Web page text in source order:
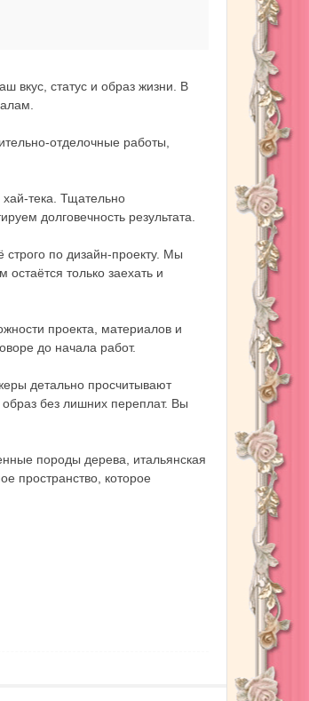
вкус, статус и образ жизни. В
отделочные работы,
тека. Тщательно
долговечность результата.
по дизайн-проекту. Мы
только заехать и
проекта, материалов и
до начала работ.
детально просчитывают
без лишних переплат. Вы
породы дерева, итальянская
пространство, которое